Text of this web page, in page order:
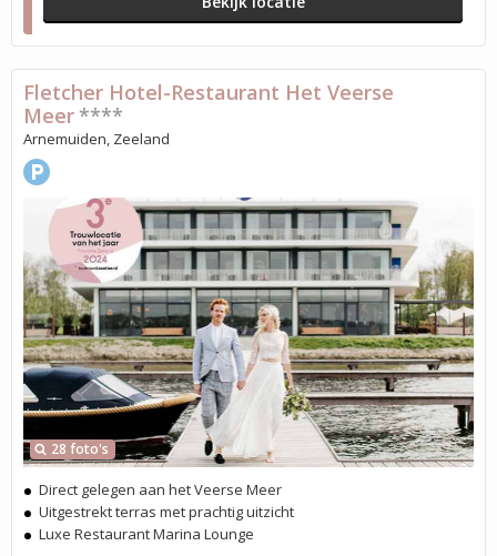
28 foto's
Fletcher Hotel-Restaurant Het Veerse
Meer ****
Arnemuiden, Zeeland
Direct gelegen aan het Veerse Meer
Uitgestrekt terras met prachtig uitzicht
Luxe Restaurant Marina Lounge